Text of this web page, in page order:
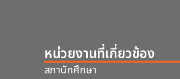
หน่วยงานที่เกี่ยวข้อง
สภานักศึกษา